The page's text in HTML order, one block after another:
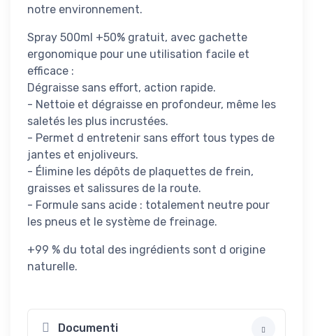
notre environnement.
Spray 500ml +50% gratuit, avec gachette
ergonomique pour une utilisation facile et
efficace :
Dégraisse sans effort, action rapide.
- Nettoie et dégraisse en profondeur, même les
saletés les plus incrustées.
- Permet d entretenir sans effort tous types de
jantes et enjoliveurs.
- Élimine les dépôts de plaquettes de frein,
graisses et salissures de la route.
- Formule sans acide : totalement neutre pour
les pneus et le système de freinage.
+99 % du total des ingrédients sont d origine
naturelle.
Documenti